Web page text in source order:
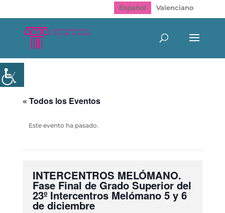
Español Valenciano
« Todos los Eventos
Este evento ha pasado.
INTERCENTROS MELÓMANO.
Fase Final de Grado Superior del
23º Intercentros Melómano 5 y 6
de diciembre